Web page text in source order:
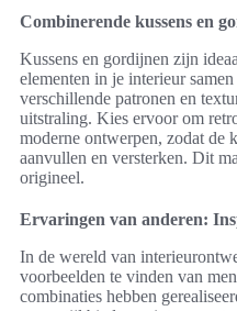
Combinerende kussens en
Kussens en gordijnen zijn
elementen in je interieur
verschillende patronen en
uitstraling. Kies ervoor om
moderne ontwerpen, zodat de
aanvullen en versterken. Dit
origineel.
Ervaringen van anderen:
In de wereld van
voorbeelden te vinden van
combinaties hebben